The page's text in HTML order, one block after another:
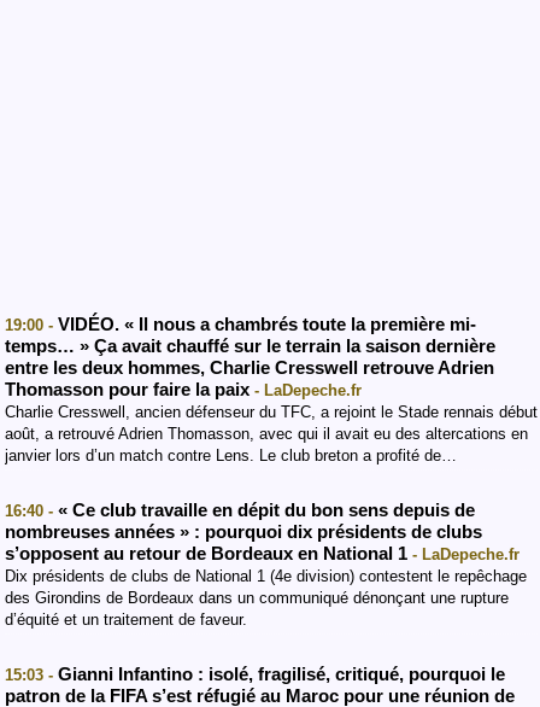
19:00 - VIDÉO. « Il nous a chambrés toute la première mi-
temps… » Ça avait chauffé sur le terrain la saison dernière
entre les deux hommes, Charlie Cresswell retrouve Adrien
Thomasson pour faire la paix - LaDepeche.fr
Charlie Cresswell, ancien défenseur du TFC, a rejoint le Stade rennais début
août, a retrouvé Adrien Thomasson, avec qui il avait eu des altercations en
janvier lors d’un match contre Lens. Le club breton a profité de…
16:40 - « Ce club travaille en dépit du bon sens depuis de
nombreuses années » : pourquoi dix présidents de clubs
s’opposent au retour de Bordeaux en National 1 - LaDepeche.fr
Dix présidents de clubs de National 1 (4e division) contestent le repêchage
des Girondins de Bordeaux dans un communiqué dénonçant une rupture
d’équité et un traitement de faveur.
15:03 - Gianni Infantino : isolé, fragilisé, critiqué, pourquoi le
patron de la FIFA s’est réfugié au Maroc pour une réunion de